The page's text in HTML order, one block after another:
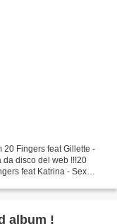
20 Fingers feat Gillette -
disco del web !!!20
feat Katrina - Sex
album !